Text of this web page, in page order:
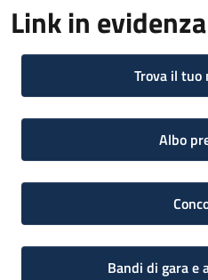
Link in evidenza
Trova il tuo
Albo
Bandi di gara e